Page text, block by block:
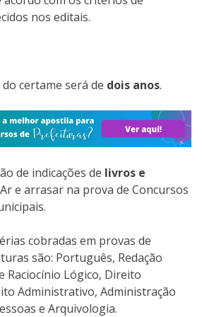
nos editais.
certame será de dois anos.
de indicações de livros e
e arrasar na prova de Concursos
cobradas em provas de
são: Português, Redação
Raciocínio Lógico, Direito
Administrativo, Administração
e Arquivologia.